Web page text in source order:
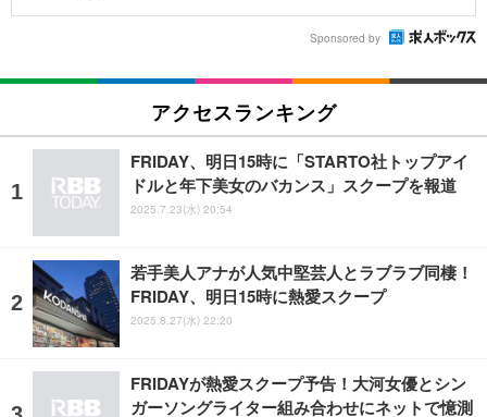
Sponsored by
アクセスランキング
FRIDAY、明日15時に「STARTO社トップアイ
ドルと年下美女のバカンス」スクープを報道
2025.7.23(水) 20:54
若手美人アナが人気中堅芸人とラブラブ同棲！
FRIDAY、明日15時に熱愛スクープ
2025.8.27(水) 22:20
FRIDAYが熱愛スクープ予告！大河女優とシン
ガーソングライター組み合わせにネットで憶測